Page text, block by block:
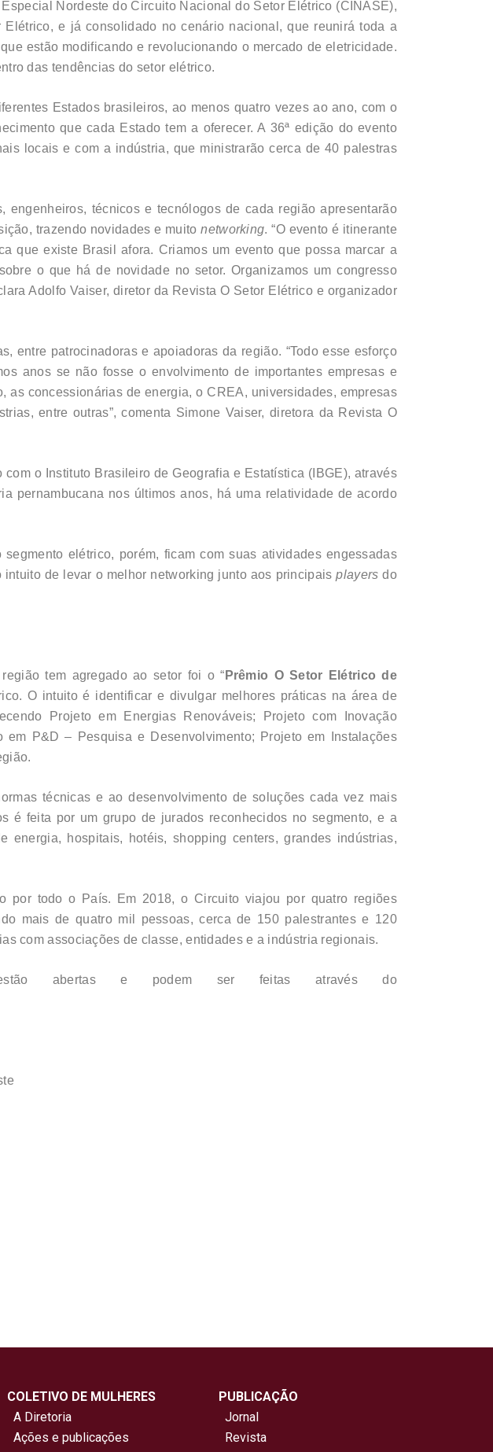
Nordeste do Circuito Nacional do Setor Elétrico (CINASE),
e já consolidado no cenário nacional, que reunirá toda a
estão modificando e revolucionando o mercado de eletricidade.
das tendências do setor elétrico.
Estados brasileiros, ao menos quatro vezes ao ano, com o
que cada Estado tem a oferecer. A 36ª edição do evento
locais e com a indústria, que ministrarão cerca de 40 palestras
técnicos e tecnólogos de cada região apresentarão
trazendo novidades e muitonetworking. “O evento é itinerante
que existe Brasil afora. Criamos um evento que possa marcar a
o que há de novidade no setor. Organizamos um congresso
Adolfo Vaiser, diretor da Revista O Setor Elétrico e organizador
entre patrocinadoras e apoiadoras da região. “Todo esse esforço
anos se não fosse o envolvimento de importantes empresas e
concessionárias de energia, o CREA, universidades, empresas
entre outras”, comenta Simone Vaiser, diretora da Revista O
o Instituto Brasileiro de Geografia e Estatística (IBGE), através
pernambucana nos últimos anos, há uma relatividade de acordo
elétrico, porém, ficam com suas atividades engessadas
de levar o melhor networking junto aos principaisplayers do
tem agregado ao setor foi o “ Prêmio O Setor Elétrico de
O intuito é identificar e divulgar melhores práticas na área de
Projeto em Energias Renováveis; Projeto com Inovação
P&D – Pesquisa e Desenvolvimento; Projeto em Instalações
técnicas e ao desenvolvimento de soluções cada vez mais
é feita por um grupo de jurados reconhecidos no segmento, e a
energia, hospitais, hotéis, shopping centers, grandes indústrias,
por todo o País. Em 2018, o Circuito viajou por quatro regiões
mais de quatro mil pessoas, cerca de 150 palestrantes e 120
com associações de classe, entidades e a indústria regionais.
abertas e podem ser feitas através do
COLETIVO DE MULHERES
A Diretoria
Ações e publicações
PUBLICAÇÃO
Jornal
Revista